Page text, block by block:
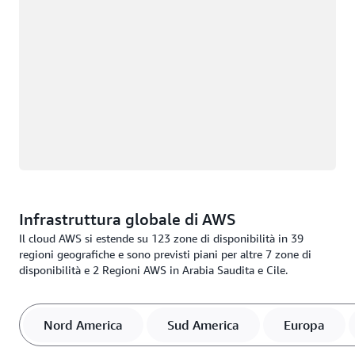
Infrastruttura globale di AWS
Il cloud AWS si estende su 123 zone di disponibilità in 39
regioni geografiche e sono previsti piani per altre 7 zone di
disponibilità e 2 Regioni AWS in Arabia Saudita e Cile.
Nord America Sud America Europa